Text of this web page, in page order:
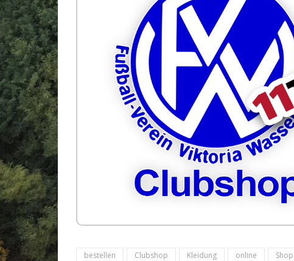
bestellen Clubshop Kleidung online Shop